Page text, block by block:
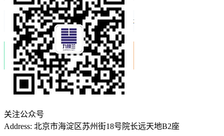
关注公众号
Address: 北京市海淀区苏州街18号院长远天地B2座